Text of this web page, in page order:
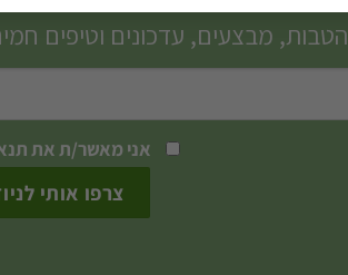
הטבות, מבצעים, עדכונים וטיפים
אני מאשר/ת את